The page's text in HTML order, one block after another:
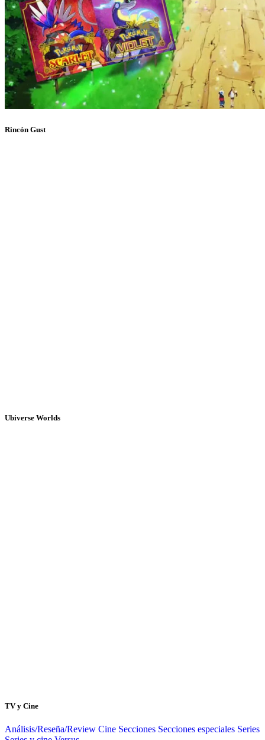
Rincón Gust
Ubiverse Worlds
TV y Cine
Análisis/Reseña/Review Cine Secciones Secciones especiales Series